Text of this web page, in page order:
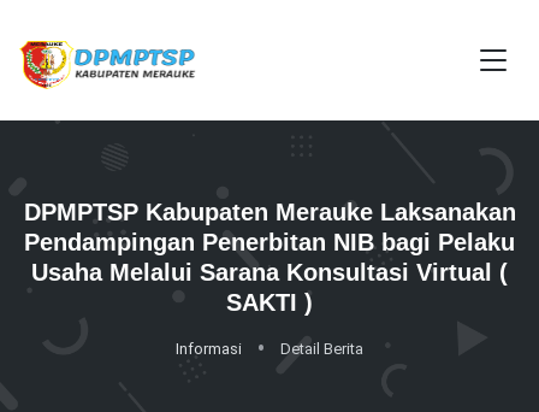
DPMPTSP Kabupaten Merauke Laksanakan
Pendampingan Penerbitan NIB bagi Pelaku
Usaha Melalui Sarana Konsultasi Virtual (
SAKTI )
Informasi Detail Berita